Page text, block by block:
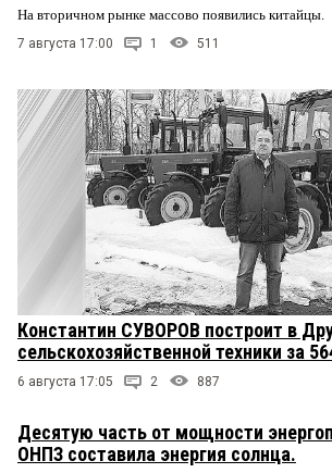
На вторичном рынке массово появились китайцы.
7 августа 17:00 1 511
Константин СУВОРОВ построит в
сельскохозяйственной техники за
6 августа 17:05 2 887
Десятую часть от мощности
ОНПЗ составила энергия солнца.